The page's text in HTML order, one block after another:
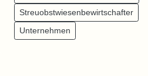
Streuobstwiesenbewirtschafter
Unternehmen